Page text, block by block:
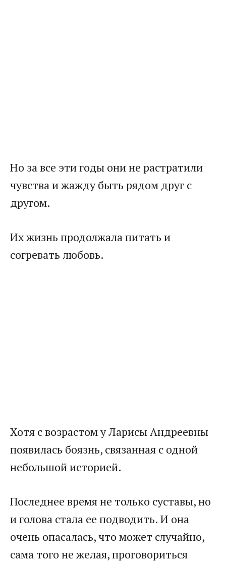
Но за все эти годы они не растратили
чувства и жажду быть рядом друг с
другом.
Их жизнь продолжала питать и
согревать любовь.
Хотя с возрастом у Ларисы Андреевны
появилась боязнь, связанная с одной
небольшой историей.
Последнее время не только суставы, но
и голова стала ее подводить. И она
очень опасалась, что может случайно,
сама того не желая, проговориться